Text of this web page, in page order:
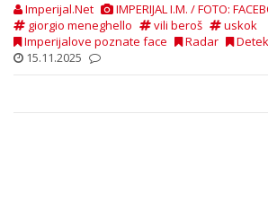
Imperijal.Net IMPERIJAL I.M. / FOTO:
giorgio meneghello
vili beroš
uskok
Imperijalove poznate face
Radar
15.11.2025